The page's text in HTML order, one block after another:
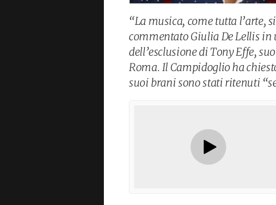
“La musica, come tutta l’arte,
commentato Giulia De Lellis
dell’esclusione di Tony Effe,
Roma. Il Campidoglio ha
suoi brani sono stati ritenuti